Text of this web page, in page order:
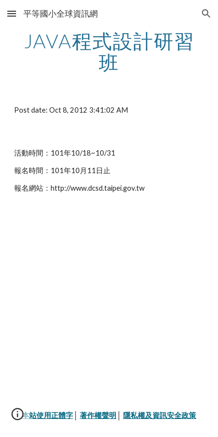
Skip to main content Skip to navigation
平等國小全球資訊網
JAVA程式設計研習
班
Post date: Oct 8, 2012 3:41:02 AM
活動時間：101年10/18~10/31
報名時間：101年10月11日止
報名網站：http://www.dcsd.taipei.gov.tw
本站使用正體字 著作權聲明 隱私權及資訊安全政策